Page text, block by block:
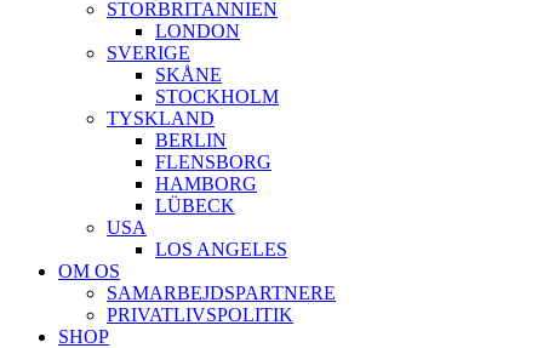
STORBRITANNIEN
LONDON
SVERIGE
SKÅNE
STOCKHOLM
TYSKLAND
BERLIN
FLENSBORG
HAMBORG
LÜBECK
USA
LOS ANGELES
OM OS
SAMARBEJDSPARTNERE
PRIVATLIVSPOLITIK
SHOP